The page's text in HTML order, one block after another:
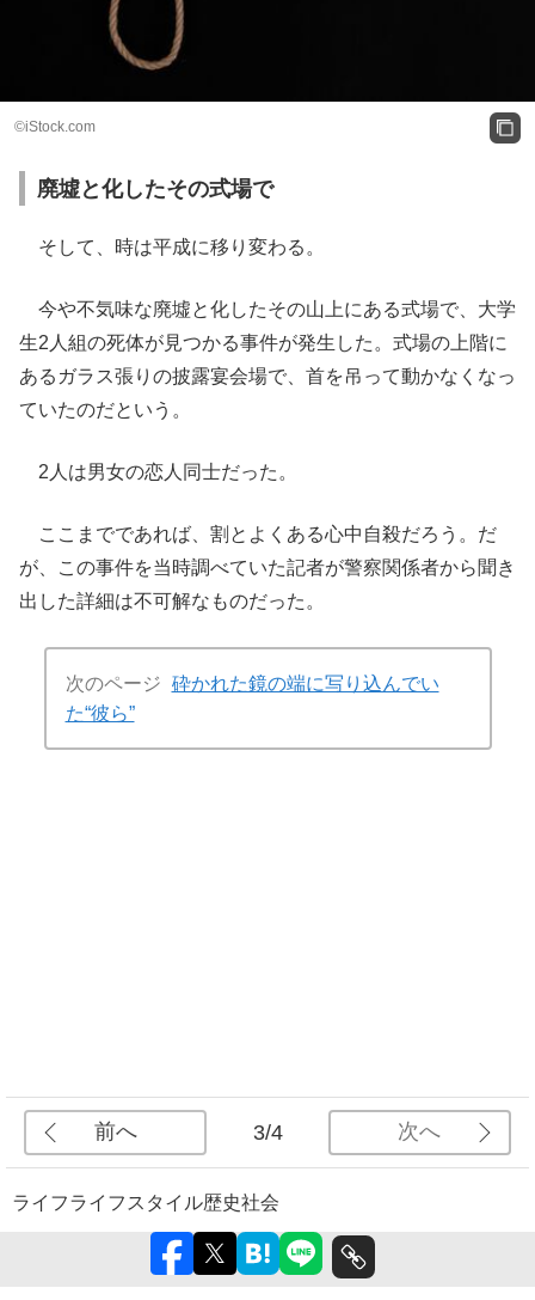
©iStock.com
廃墟と化したその式場で
そして、時は平成に移り変わる。
今や不気味な廃墟と化したその山上にある式場で、大学
生2人組の死体が見つかる事件が発生した。式場の上階に
あるガラス張りの披露宴会場で、首を吊って動かなくなっ
ていたのだという。
2人は男女の恋人同士だった。
ここまでであれば、割とよくある心中自殺だろう。だ
が、この事件を当時調べていた記者が警察関係者から聞き
出した詳細は不可解なものだった。
次のページ 砕かれた鏡の端に写り込んでい
た“彼ら”
前へ 3/4 次へ
ライフライフスタイル歴史社会